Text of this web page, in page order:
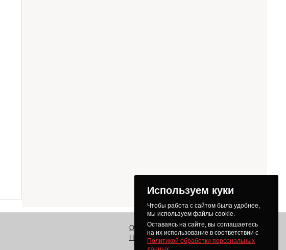
О нас
Новости
Заказ
Оплата
Как получить товар
Доставка
Используем куки
Чтобы работа с сайтом была удобнее,
мы используем файлы cookie.
Оставаясь на сайте, вы соглашаетесь
на их использование в соответствии с
Политикой обработки персональных